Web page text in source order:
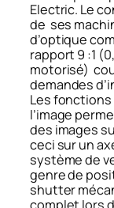
Electric. Le
de ses
d’optique
rapport 9 :1
motorisé)
demandes
Les
l’image
des images
ceci sur un
système de
genre de
shutter